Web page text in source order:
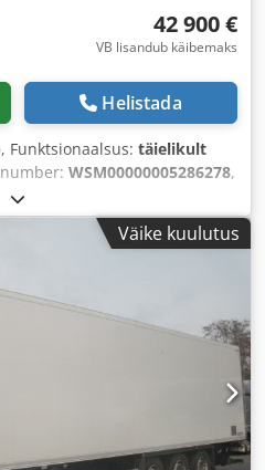
42 900 €
VB lisandub käibemaks
Helistada
, Funktsionaalsus: täielikult
WSM00000005286278,
kandevõime:
3 teljed,
, laadimisruumi pikkus:
, vedrustus:
Ehitusaasta:2022
Väike kuulutus